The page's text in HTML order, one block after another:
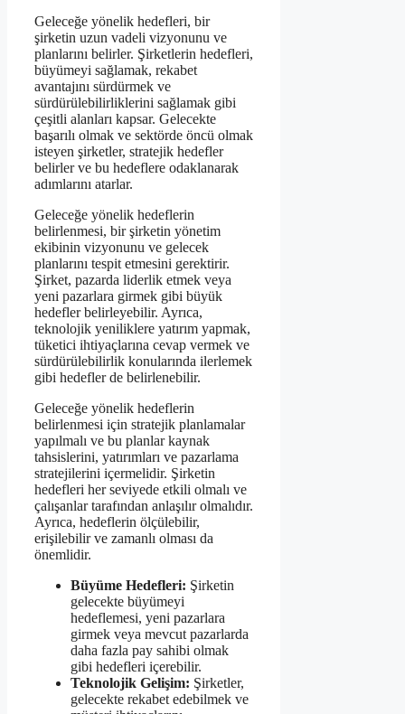
Geleceğe yönelik hedefleri, bir
şirketin uzun vadeli vizyonunu ve
planlarını belirler. Şirketlerin hedefleri,
büyümeyi sağlamak, rekabet
avantajını sürdürmek ve
sürdürülebilirliklerini sağlamak gibi
çeşitli alanları kapsar. Gelecekte
başarılı olmak ve sektörde öncü olmak
isteyen şirketler, stratejik hedefler
belirler ve bu hedeflere odaklanarak
adımlarını atarlar.
Geleceğe yönelik hedeflerin
belirlenmesi, bir şirketin yönetim
ekibinin vizyonunu ve gelecek
planlarını tespit etmesini gerektirir.
Şirket, pazarda liderlik etmek veya
yeni pazarlara girmek gibi büyük
hedefler belirleyebilir. Ayrıca,
teknolojik yeniliklere yatırım yapmak,
tüketici ihtiyaçlarına cevap vermek ve
sürdürülebilirlik konularında ilerlemek
gibi hedefler de belirlenebilir.
Geleceğe yönelik hedeflerin
belirlenmesi için stratejik planlamalar
yapılmalı ve bu planlar kaynak
tahsislerini, yatırımları ve pazarlama
stratejilerini içermelidir. Şirketin
hedefleri her seviyede etkili olmalı ve
çalışanlar tarafından anlaşılır olmalıdır.
Ayrıca, hedeflerin ölçülebilir,
erişilebilir ve zamanlı olması da
önemlidir.
Büyüme Hedefleri: Şirketin
gelecekte büyümeyi
hedeflemesi, yeni pazarlara
girmek veya mevcut pazarlarda
daha fazla pay sahibi olmak
gibi hedefleri içerebilir.
Teknolojik Gelişim: Şirketler,
gelecekte rekabet edebilmek ve